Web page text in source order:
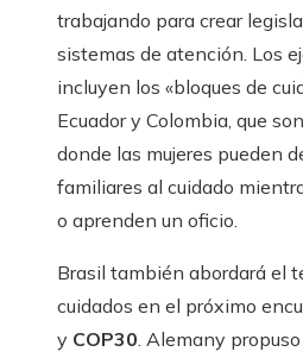
trabajando para crear
sistemas de atención. Los
incluyen los «bloques de
Ecuador y Colombia, que
donde las mujeres pueden
familiares al cuidado
o aprenden un oficio.
Brasil también abordará el
cuidados en el próximo
y COP30 . Alemany